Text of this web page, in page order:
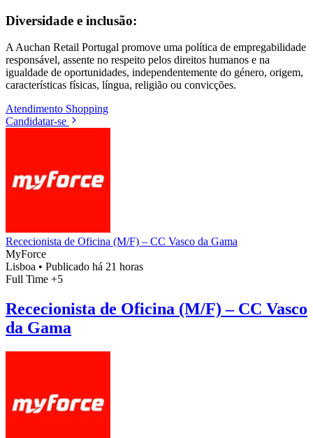
Diversidade e inclusão:
A Auchan Retail Portugal promove uma política de empregabilidade
responsável, assente no respeito pelos direitos humanos e na
igualdade de oportunidades, independentemente do género, origem,
características físicas, língua, religião ou convicções.
Atendimento Shopping
Candidatar-se
Rececionista de Oficina (M/F) – CC Vasco da Gama
MyForce
Lisboa • Publicado há 21 horas
Full Time +5
Rececionista de Oficina (M/F) – CC Vasco
da Gama